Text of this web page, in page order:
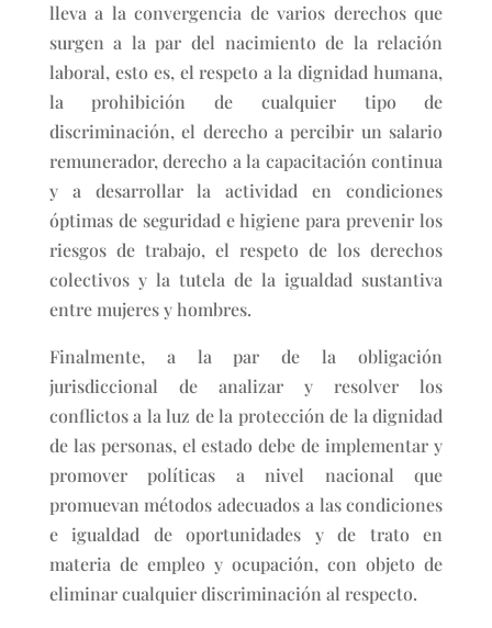
lleva a la convergencia de varios derechos que
surgen a la par del nacimiento de la relación
laboral, esto es, el respeto a la dignidad humana,
la prohibición de cualquier tipo de
discriminación, el derecho a percibir un salario
remunerador, derecho a la capacitación continua
y a desarrollar la actividad en condiciones
óptimas de seguridad e higiene para prevenir los
riesgos de trabajo, el respeto de los derechos
colectivos y la tutela de la igualdad sustantiva
entre mujeres y hombres.
Finalmente, a la par de la obligación
jurisdiccional de analizar y resolver los
conflictos a la luz de la protección de la dignidad
de las personas, el estado debe de implementar y
promover políticas a nivel nacional que
promuevan métodos adecuados a las condiciones
e igualdad de oportunidades y de trato en
materia de empleo y ocupación, con objeto de
eliminar cualquier discriminación al respecto.